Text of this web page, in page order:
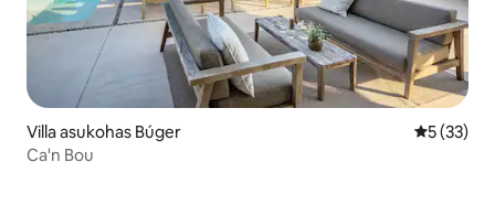
Villa asukohas Búger Keskmine
5 (33)
Ca'n Bou